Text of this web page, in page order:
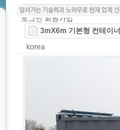
로그인 회원가입
3mX6m 기본형 컨테이너
korea